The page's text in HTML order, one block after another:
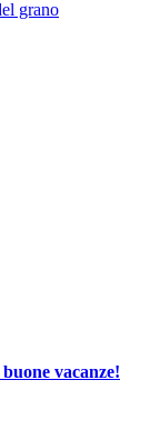
grano
vacanze!